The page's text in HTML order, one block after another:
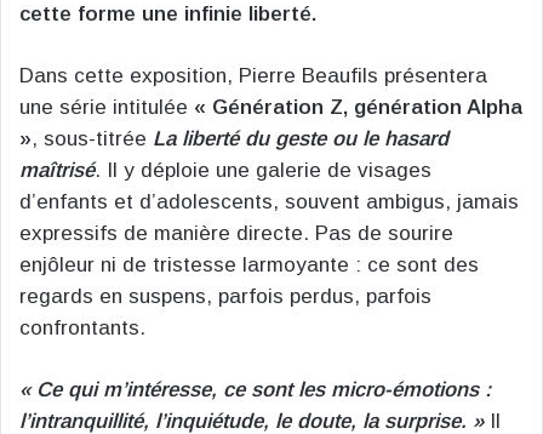
cette forme une infinie liberté.
Dans cette exposition, Pierre Beaufils présentera
une série intitulée « Génération Z, génération Alpha
», sous-titrée La liberté du geste ou le hasard
maîtrisé. Il y déploie une galerie de visages
d’enfants et d’adolescents, souvent ambigus, jamais
expressifs de manière directe. Pas de sourire
enjôleur ni de tristesse larmoyante : ce sont des
regards en suspens, parfois perdus, parfois
confrontants.
« Ce qui m’intéresse, ce sont les micro-émotions :
l’intranquillité, l’inquiétude, le doute, la surprise. »Il